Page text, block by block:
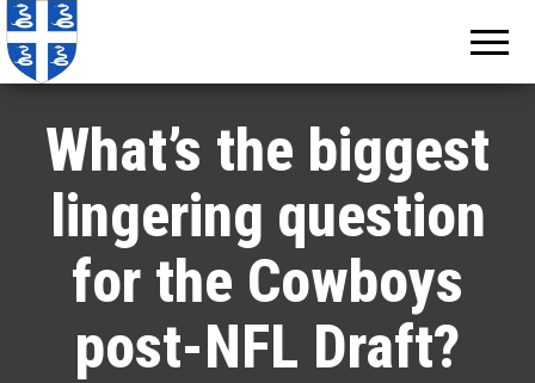
What’s the biggest
lingering question
for the Cowboys
post-NFL Draft?